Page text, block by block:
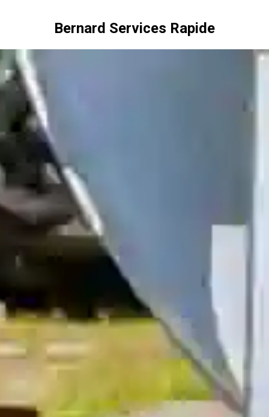
Bernard Services Rapide